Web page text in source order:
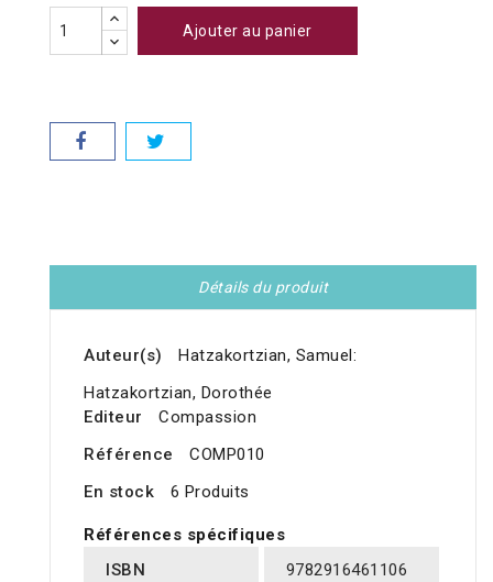
Ajouter au panier
Détails du produit
Auteur(s)
Hatzakortzian, Samuel:
Hatzakortzian, Dorothée
Editeur
Compassion
Référence
COMP010
En stock
6 Produits
Références spécifiques
ISBN
9782916461106